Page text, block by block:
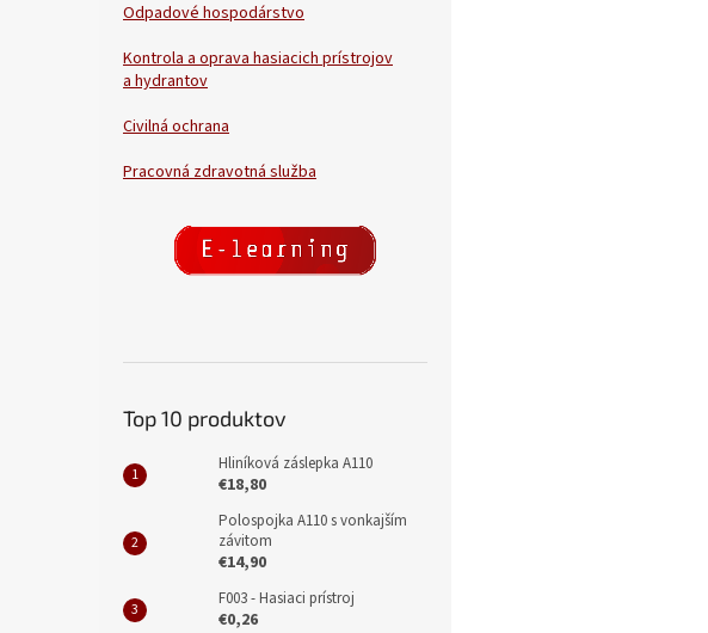
Odpadové hospodárstvo
Kontrola a oprava hasiacich prístrojov
a hydrantov
Civilná ochrana
Pracovná zdravotná služba
Top 10 produktov
Hliníková záslepka A110
€18,80
Polospojka A110 s vonkajším
závitom
€14,90
F003 - Hasiaci prístroj
€0,26